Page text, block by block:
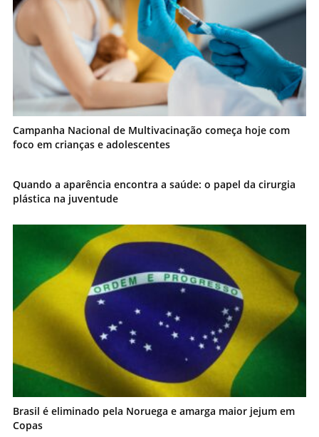
Campanha Nacional de Multivacinação começa hoje com
foco em crianças e adolescentes
Quando a aparência encontra a saúde: o papel da cirurgia
plástica na juventude
Brasil é eliminado pela Noruega e amarga maior jejum em
Copas